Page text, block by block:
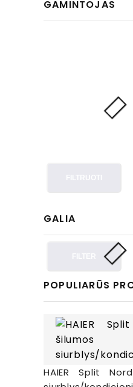
GAMINTOJAS
GALIA
POPULIARŪS
HAIER Split